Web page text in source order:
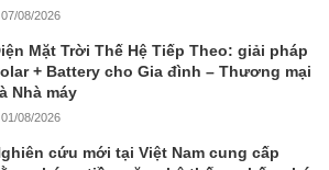
07/08/2026
Mặt Trời Thế Hệ Tiếp Theo: giải pháp
+ Battery cho Gia đình – Thương mại
Nhà máy
01/08/2026
cứu mới tại Việt Nam cung cấp